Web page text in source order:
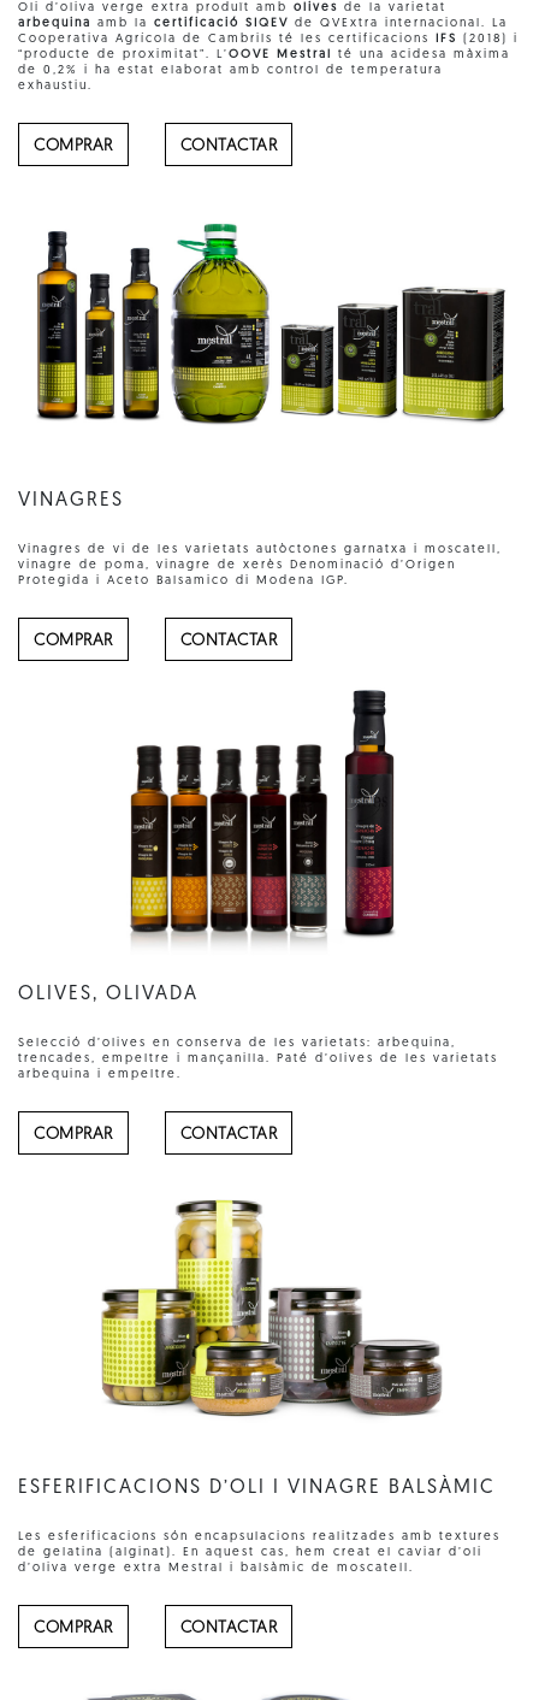
Oli d’oliva verge extra produït amb olives de la varietat
arbequina
amb la certificació SIQEV de QVExtra internacional. La
Cooperativa Agrícola de Cambrils té les certificacions IFS
(2018) i
“producte de proximitat”. L’OOVE Mestral
té una acidesa màxima
de 0,2% i ha estat elaborat amb control de temperatura
exhaustiu.
COMPRAR CONTACTAR
VINAGRES
Vinagres de vi de les varietats autòctones garnatxa i moscatell,
vinagre de poma, vinagre de xerès Denominació d’Origen
Protegida i Aceto Balsamico di Modena IGP.
COMPRAR CONTACTAR
OLIVES, OLIVADA
Selecció d’olives en conserva de les varietats: arbequina,
trencades, empeltre i mançanilla. Paté d’olives de les varietats
arbequina i empeltre.
COMPRAR CONTACTAR
ESFERIFICACIONS D’OLI I VINAGRE BALSÀMIC
Les esferificacions són encapsulacions realitzades amb textures
de gelatina (alginat). En aquest cas, hem creat el caviar d’oli
d’oliva verge extra Mestral i balsàmic de moscatell.
COMPRAR CONTACTAR